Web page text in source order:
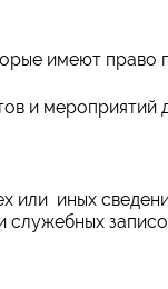
имеют право
и мероприятий
или иных